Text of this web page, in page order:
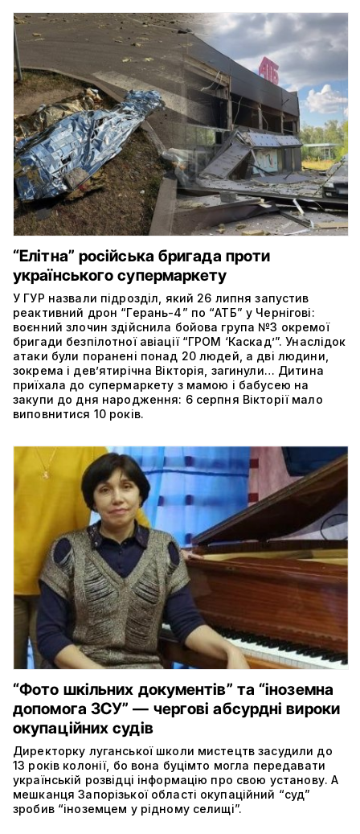
“Елітна” російська бригада проти
українського супермаркету
У ГУР назвали підрозділ, який 26 липня запустив
реактивний дрон “Герань-4” по “АТБ” у Чернігові:
воєнний злочин здійснила бойова група №3 окремої
бригади безпілотної авіації “ГРОМ ‘Каскад’”. Унаслідок
атаки були поранені понад 20 людей, а дві людини,
зокрема і дев’ятирічна Вікторія, загинули… Дитина
приїхала до супермаркету з мамою і бабусею на
закупи до дня народження: 6 серпня Вікторії мало
виповнитися 10 років.
“Фото шкільних документів” та “іноземна
допомога ЗСУ” — чергові абсурдні вироки
окупаційних судів
Директорку луганської школи мистецтв засудили до
13 років колонії, бо вона буцімто могла передавати
українській розвідці інформацію про свою установу. А
мешканця Запорізької області окупаційний “суд”
зробив “іноземцем у рідному селищі”.